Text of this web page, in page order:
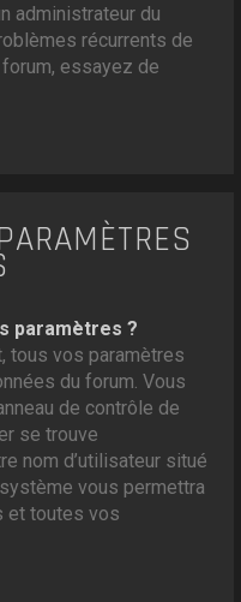
administrateur du
récurrents de
essayez de
paramètres ?
tous vos paramètres
du forum. Vous
de contrôle de
se trouve
nom d’utilisateur situé
vous permettra
et toutes vos